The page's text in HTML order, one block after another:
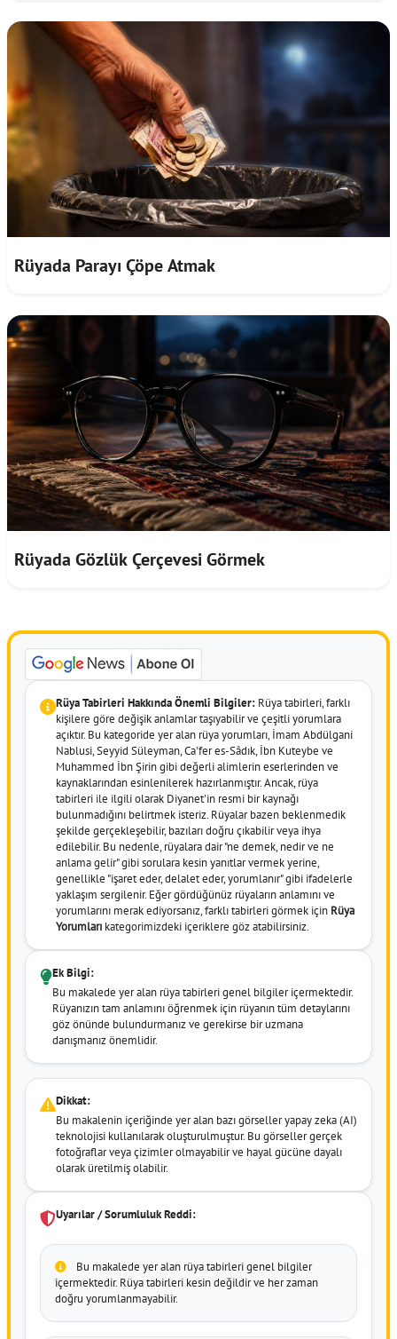
Rüyada Parayı Çöpe Atmak
Rüyada Gözlük Çerçevesi Görmek
Rüya Tabirleri Hakkında Önemli Bilgiler: Rüya tabirleri, farklı
kişilere göre değişik anlamlar taşıyabilir ve çeşitli yorumlara
açıktır. Bu kategoride yer alan rüya yorumları, İmam Abdülgani
Nablusi, Seyyid Süleyman, Ca'fer es-Sâdık, İbn Kuteybe ve
Muhammed İbn Şirin gibi değerli alimlerin eserlerinden ve
kaynaklarından esinlenilerek hazırlanmıştır. Ancak, rüya
tabirleri ile ilgili olarak Diyanet'in resmi bir kaynağı
bulunmadığını belirtmek isteriz. Rüyalar bazen beklenmedik
şekilde gerçekleşebilir, bazıları doğru çıkabilir veya ihya
edilebilir. Bu nedenle, rüyalara dair "ne demek, nedir ve ne
anlama gelir" gibi sorulara kesin yanıtlar vermek yerine,
genellikle "işaret eder, delalet eder, yorumlanır" gibi ifadelerle
yaklaşım sergilenir. Eğer gördüğünüz rüyaların anlamını ve
yorumlarını merak ediyorsanız, farklı tabirleri görmek için Rüya
Yorumları kategorimizdeki içeriklere göz atabilirsiniz.
Ek Bilgi:
Bu makalede yer alan rüya tabirleri genel bilgiler içermektedir.
Rüyanızın tam anlamını öğrenmek için rüyanın tüm detaylarını
göz önünde bulundurmanız ve gerekirse bir uzmana
danışmanız önemlidir.
Dikkat:
Bu makalenin içeriğinde yer alan bazı görseller yapay zeka (AI)
teknolojisi kullanılarak oluşturulmuştur. Bu görseller gerçek
fotoğraflar veya çizimler olmayabilir ve hayal gücüne dayalı
olarak üretilmiş olabilir.
Uyarılar / Sorumluluk Reddi:
Bu makalede yer alan rüya tabirleri genel bilgiler
içermektedir. Rüya tabirleri kesin değildir ve her zaman
doğru yorumlanmayabilir.